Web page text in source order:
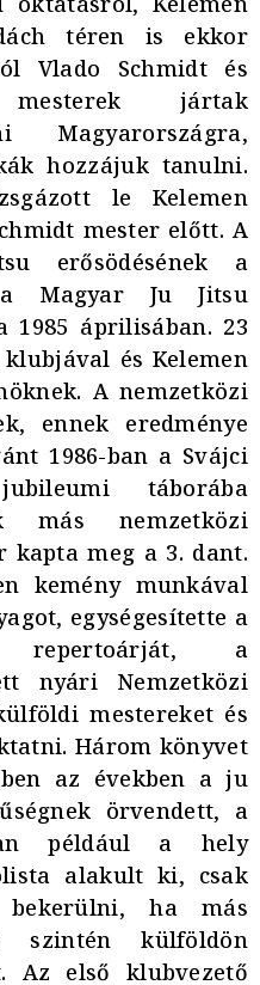
téren is ekkor
Vlado Schmidt és
jártak
Magyarországra,
hozzájuk tanulni.
le Kelemen
mester előtt. A
erősödésének a
Magyar Ju Jitsu
1985 áprilisában. 23
és Kelemen
A nemzetközi
ennek eredménye
1986-ban a Svájci
táborába
más nemzetközi
kapta meg a 3. dant.
kemény munkával
egységesítette a
repertoárját, a
nyári Nemzetközi
mestereket és
Három könyvet
az években a ju
örvendett, a
például a hely
alakult ki, csak
ha más
szintén külföldön
Az első klubvezető